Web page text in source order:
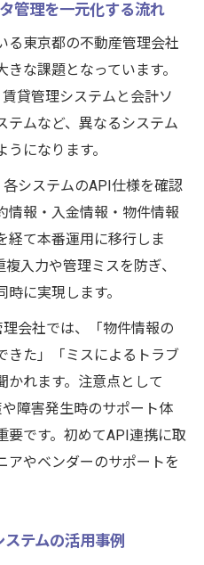
管理を一元化する流れ
る東京都の不動産管理会社
な課題となっています。
貸管理システムと会計ソ
テムなど、異なるシステム
になります。
システムのAPI仕様を確認
情報・入金情報・物件情報
経て本番運用に移行しま
入力や管理ミスを防ぎ、
に実現します。
会社では、「物件情報の
きた」「ミスによるトラブ
かれます。注意点として
障害発生時のサポート体
要です。初めてAPI連携に取
アやベンダーのサポートを
テムの活用事例